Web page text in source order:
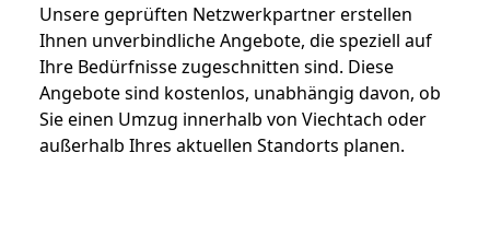
Unsere geprüften Netzwerkpartner erstellen
Ihnen unverbindliche Angebote, die speziell auf
Ihre Bedürfnisse zugeschnitten sind. Diese
Angebote sind kostenlos, unabhängig davon, ob
Sie einen Umzug innerhalb von Viechtach oder
außerhalb Ihres aktuellen Standorts planen.